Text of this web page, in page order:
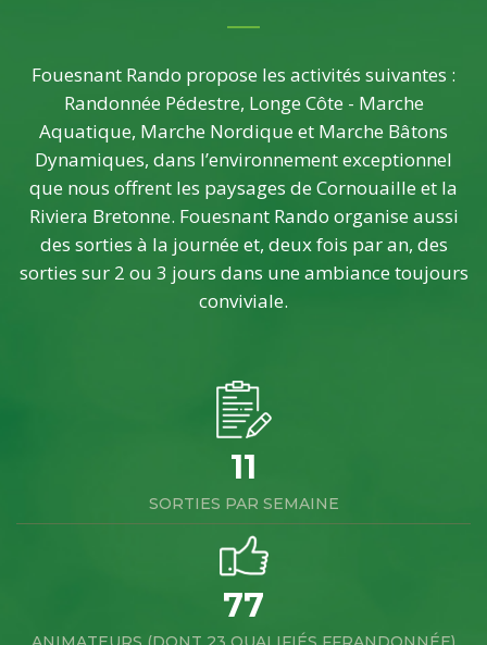
Fouesnant Rando propose les activités suivantes :
Randonnée Pédestre, Longe Côte - Marche
Aquatique, Marche Nordique et Marche Bâtons
Dynamiques, dans l’environnement exceptionnel
que nous offrent les paysages de Cornouaille et la
Riviera Bretonne. Fouesnant Rando organise aussi
des sorties à la journée et, deux fois par an, des
sorties sur 2 ou 3 jours dans une ambiance toujours
conviviale.
11
SORTIES PAR SEMAINE
77